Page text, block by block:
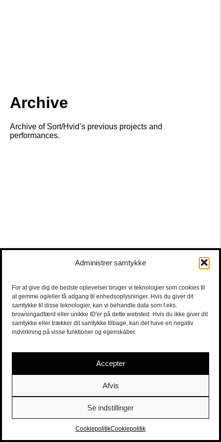
Administrer samtykke
For at give dig de bedste oplevelser bruger vi teknologier som cookies til
at gemme og/eller få adgang til enhedsoplysninger. Hvis du giver dit
samtykke til disse teknologier, kan vi behandle data som f.eks.
browsingadfærd eller unikke ID'er på dette websted. Hvis du ikke giver dit
samtykke eller trækker dit samtykke tilbage, kan det have en negativ
indvirkning på visse funktioner og egenskaber.
Accepter
Afvis
Se indstillinger
CookiepolitikCookiepolitik
Archive
Archive of Sort/Hvid’s previous projects and
performances.
Sort/Hvid | Staldgade 26-30 - 1699 Copenhagen V |
Tickets|billet@sort-hvid.dk